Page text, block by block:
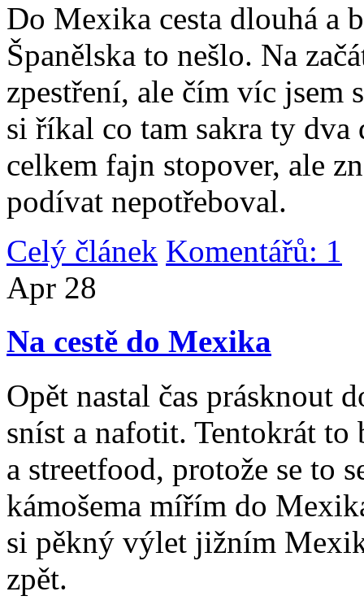
Do Mexika cesta dlouhá a
Španělska to nešlo. Na
zpestření, ale čím víc jsem
si říkal co tam sakra ty
celkem fajn stopover, ale
podívat nepotřeboval.
Celý článek Komentářů: 1
Apr 28
Na cestě do Mexika
Opět nastal čas prásknout
sníst a nafotit. Tentokrát
a streetfood, protože se to
kámošema mířím do
si pěkný výlet jižním
zpět.